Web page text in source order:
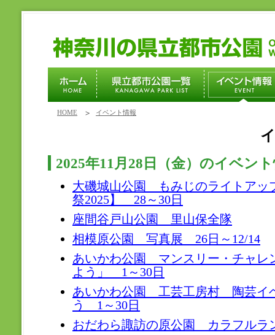
HOME イベント情報
2025年11月28日（金）のイベン
大磯城山公園 もみじのライトアッ
祭2025】 28～30日
座間谷戸山公園 里山保全隊
相模原公園 写真展 26日～12/14
あいかわ公園 マンスリー・チャレ
よう」 1～30日
あいかわ公園 工芸工房村 陶芸イ
う 1～30日
おだわら諏訪の原公園 カラフル